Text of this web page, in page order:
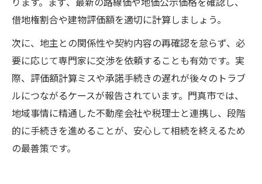
借地権割合や建物評価額を適切に計算しましょう。
次に、地主との関係性や契約内容の再確認を怠らず、必
要に応じて専門家に交渉を依頼することも有効です。実
際、評価額計算ミスや承諾手続きの遅れが後々のトラブ
ルにつながるケースが報告されています。門真市では、
地域事情に精通した不動産会社や税理士と連携し、段階
的に手続きを進めることが、安心して相続を終えるため
の最善策です。